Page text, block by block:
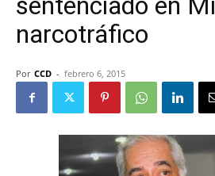
narcotráfico
Por CCD - febrero 6, 2015